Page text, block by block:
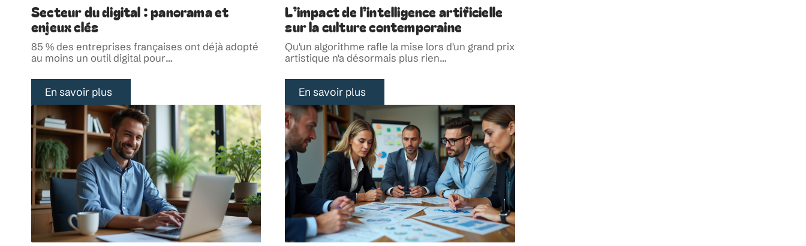
Secteur du digital : panorama et
enjeux clés
85 % des entreprises françaises ont déjà adopté
au moins un outil digital pour…
En savoir plus
L’impact de l’intelligence artificielle
sur la culture contemporaine
Qu'un algorithme rafle la mise lors d'un grand prix
artistique n'a désormais plus rien…
En savoir plus